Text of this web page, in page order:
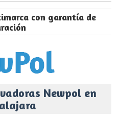
con garantía de
Newpol en